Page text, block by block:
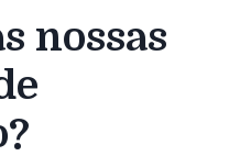
nossas